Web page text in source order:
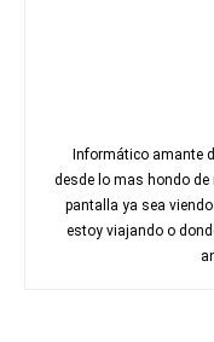
Informático amante
desde lo mas hondo de
pantalla ya sea
estoy viajando o